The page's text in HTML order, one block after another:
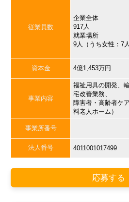
従業員数
企業全体
917人
就業場所
9人（うち女性：7
資本金 4億1,453万円
事業内容
福祉用具の開発、
宅改善業務、
障害者・高齢者ケ
料老人ホーム）
事業所番号
法人番号 4011001017499
応募する